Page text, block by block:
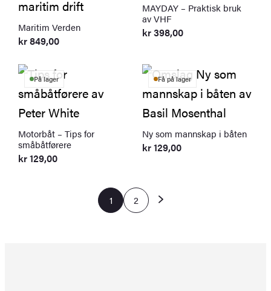
Maritim Verden
kr849,00
MAYDAY – Praktisk bruk
av VHF
kr398,00
På lager
Motorbåt – Tips for
småbåtførere
kr129,00
Få på lager
Ny som mannskap i båten
kr129,00
1 2